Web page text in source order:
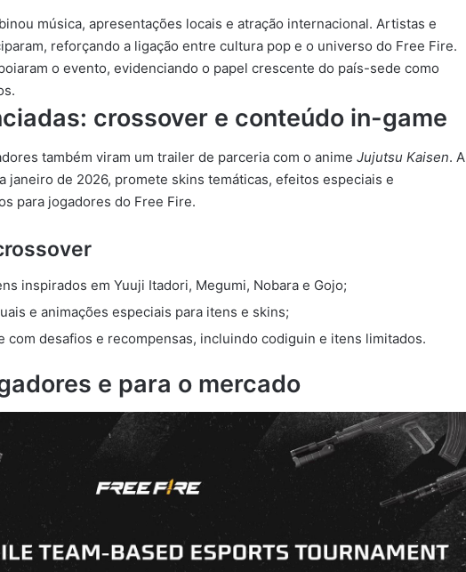
música, apresentações locais e atração internacional. Artistas e
reforçando a ligação entre cultura pop e o universo do Free Fire.
o evento, evidenciando o papel crescente do país-sede como
crossover e conteúdo in-game
também viram um trailer de parceria com o anime Jujutsu Kaisen. A
janeiro de 2026, promete skins temáticas, efeitos especiais e
para jogadores do Free Fire.
inspirados em Yuuji Itadori, Megumi, Nobara e Gojo;
e animações especiais para itens e skins;
com desafios e recompensas, incluindo codiguin e itens limitados.
e para o mercado